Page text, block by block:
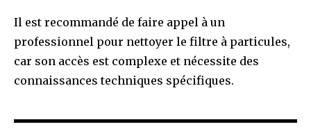
Il est recommandé de faire appel à un
professionnel pour nettoyer le filtre à particules,
car son accès est complexe et nécessite des
connaissances techniques spécifiques.